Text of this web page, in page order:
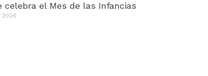
celebra el Mes de las Infancias